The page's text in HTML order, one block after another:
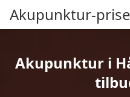
Akupunktur-
Akupunktur i